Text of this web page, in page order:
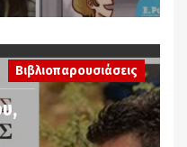
Βιβλιοπαρουσιάσεις